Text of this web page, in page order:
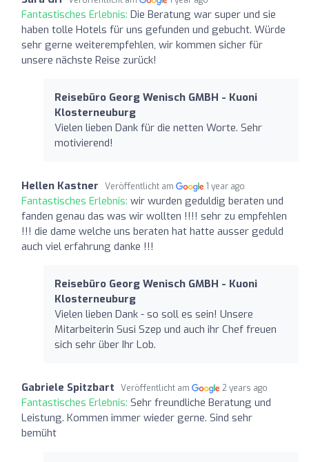
Fantastisches Erlebnis: Die Beratung war super und sie
haben tolle Hotels für uns gefunden und gebucht. Würde
sehr gerne weiterempfehlen, wir kommen sicher für
unsere nächste Reise zurück!
Reisebüro Georg Wenisch GMBH - Kuoni
Klosterneuburg
Vielen lieben Dank für die netten Worte. Sehr
motivierend!
Hellen Kastner Veröffentlicht am 1 year ago
Fantastisches Erlebnis: wir wurden geduldig beraten und
fanden genau das was wir wollten !!!! sehr zu empfehlen
!!! die dame welche uns beraten hat hatte ausser geduld
auch viel erfahrung danke !!!
Reisebüro Georg Wenisch GMBH - Kuoni
Klosterneuburg
Vielen lieben Dank - so soll es sein! Unsere
Mitarbeiterin Susi Szep und auch ihr Chef freuen
sich sehr über Ihr Lob.
Gabriele Spitzbart Veröffentlicht am 2 years ago
Fantastisches Erlebnis: Sehr freundliche Beratung und
Leistung. Kommen immer wieder gerne. Sind sehr
bemüht